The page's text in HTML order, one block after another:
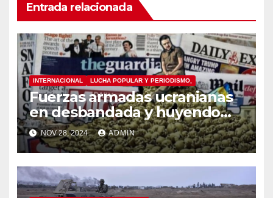
Entrada relacionada
INTERNACIONAL LUCHA POPULAR Y PERIODISMO,
Fuerzas armadas ucranianas
en desbandada y huyendo
por avance de Rusia
NOV 28, 2024 ADMIN